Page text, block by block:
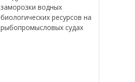
заморозки водных
биологических ресурсов на
рыбопромысловых судах